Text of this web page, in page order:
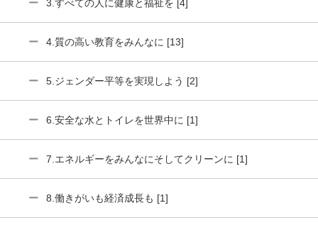
3.すべての人に健康と福祉を [4]
4.質の高い教育をみんなに [13]
5.ジェンダー平等を実現しよう [2]
6.安全な水とトイレを世界中に [1]
7.エネルギーをみんなにそしてクリーンに [1]
8.働きがいも経済成長も [1]